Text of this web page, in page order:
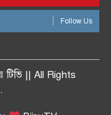
Follow Us
টিভি || All Rights